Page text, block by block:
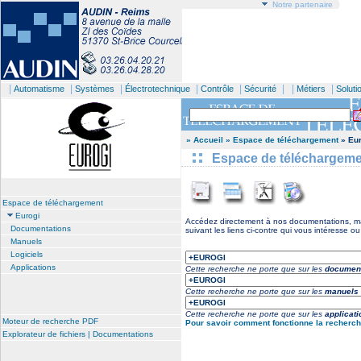
Notre partenaire
Automatisme Systèmes Électrotechnique Contrôle Sécurité Métiers
Espace de téléchargement
Eurogi
Documentations
Manuels
Logiciels
Applications
Moteur de recherche PDF
Explorateur de fichiers | Documentations
» Accueil » Espace de téléchargement»
Espace de
Accédez directement à nos documentations,
suivant les liens ci-contre qui vous intéresse
Cette recherche ne porte que sur les
Cette recherche ne porte que sur lesmanuels
Cette recherche ne porte que sur les
Pour savoir comment fonctionne la